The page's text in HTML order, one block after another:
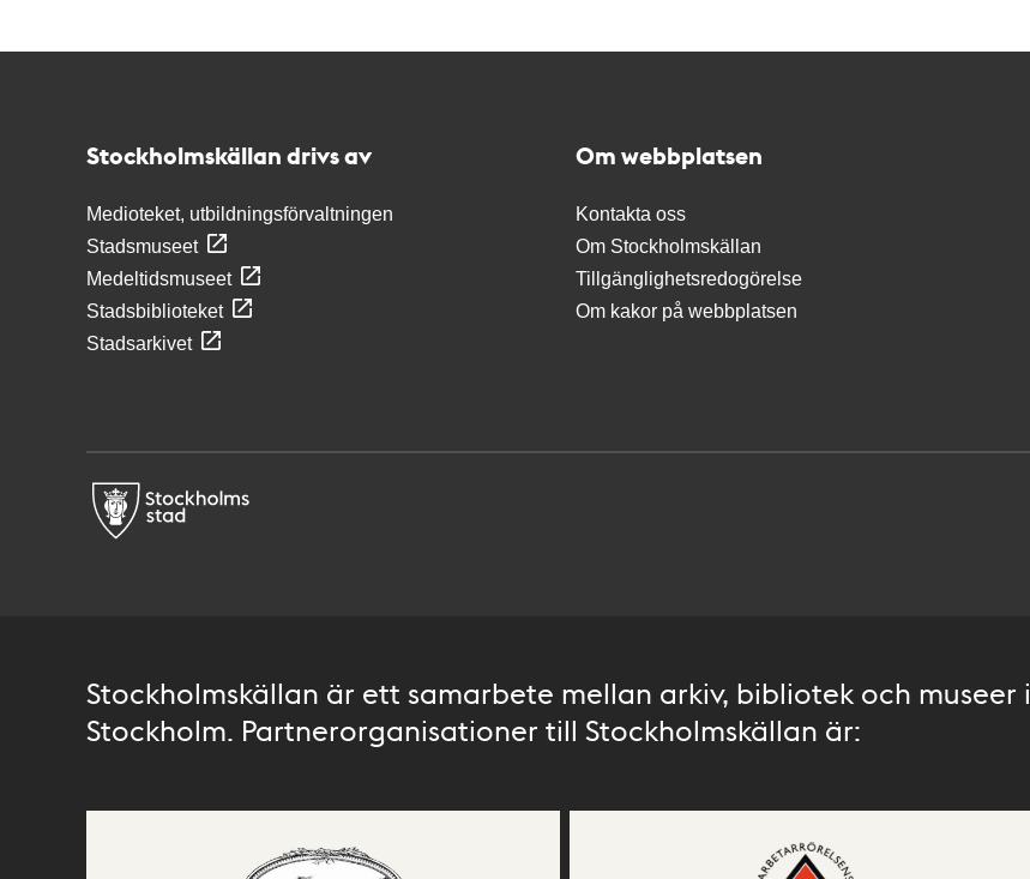
Stockholmskällan drivs av
Medioteket, utbildningsförvaltningen
Stadsmuseet
Medeltidsmuseet
Stadsbiblioteket
Stadsarkivet
Om webbplatsen
Kontakta oss
Om Stockholmskällan
Tillgänglighetsredogörelse
Om kakor på webbplatsen
Stockholmskällan är ett samarbete mellan arkiv, bibliotek och museer i
Stockholm. Partnerorganisationer till Stockholmskällan är: